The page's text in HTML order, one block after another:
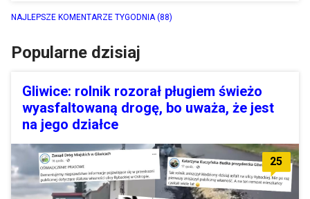
NAJLEPSZE KOMENTARZE TYGODNIA(88)
Popularne dzisiaj
Gliwice: rolnik rozorał pługiem świeżo
wyasfaltowaną drogę, bo uważa, że jest
na jego działce
25